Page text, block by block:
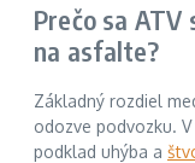
Prečo sa
na asfalte?
Základný rozdiel
odozve podvozku.
podklad uhýba a